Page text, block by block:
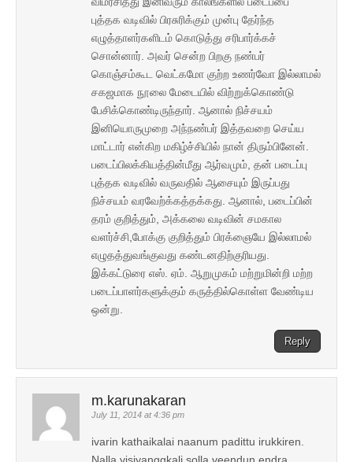
புத்தக வடிவில் பிரசுரிக்கும் முன்பு தேர்ந்த
எழுத்தாளர்களிடம் கொடுத்து சரிபார்க்கச்
சொன்னார். அவர் சென்ற பிறகு நண்பர்
கொஞ்சம்கூட வெட்கமோ குற்ற உணர்வோ இல்லாமல்
சகஜமாக நூலை மேடையில் விற்றுக்கொண்டு
பேசிக்கொண்டிருந்தார். ஆனால் நிச்சயம்
இனியொருமுறை அந்நண்பர் இத்தவறை செய்ய
மாட்டார் என்கிற மகிழ்ச்சியில் நான் திரும்பினேன்.
படைப்பிலக்கியத்தின்மீது ஆர்வமும், தன் படைப்பு
புத்தக வடிவில் வருவதில் ஆசையும் இருப்பது
நிச்சயம் வரவேற்க்கத்தக்கது. ஆனால், படைப்பின்
தரம் குறித்தும், அக்கலை வடிவின் சமகால
வளர்ச்சி,போக்கு குறித்தும் பிரக்ஞையே இல்லாமல்
எழுதத்துவங்குவது கண்டனதிற்குரியது.
இக்கட்டுரை எஸ். ஏம். ஆறுமுகம் மற்றுமின்றி மற்ற
படைப்பாளர்களுக்கும் கருத்தில்கொள்ள வேண்டிய
ஒன்று.
Reply
m.karunakaran
July 11, 2014 at 4:36 pm
ivarin kathaikalai naanum padittu irukkiren.